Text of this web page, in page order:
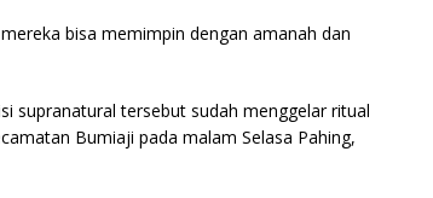
bisa memimpin dengan amanah dan
supranatural tersebut sudah menggelar ritual
Bumiaji pada malam Selasa Pahing,